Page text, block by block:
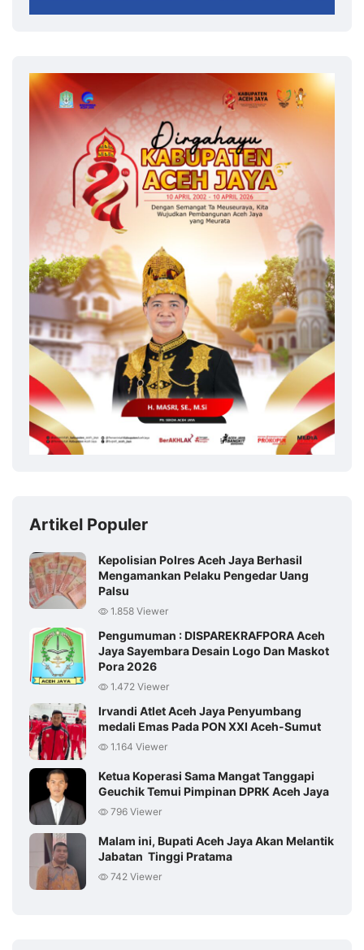
Artikel Populer
Kepolisian Polres Aceh Jaya Berhasil
Mengamankan Pelaku Pengedar Uang
Palsu
1.858 Viewer
Pengumuman : DISPAREKRAFPORA Aceh
Jaya Sayembara Desain Logo Dan Maskot
Pora 2026
1.472 Viewer
Irvandi Atlet Aceh Jaya Penyumbang
medali Emas Pada PON XXI Aceh-Sumut
1.164 Viewer
Ketua Koperasi Sama Mangat Tanggapi
Geuchik Temui Pimpinan DPRK Aceh Jaya
796 Viewer
Malam ini, Bupati Aceh Jaya Akan Melantik
Jabatan Tinggi Pratama
742 Viewer